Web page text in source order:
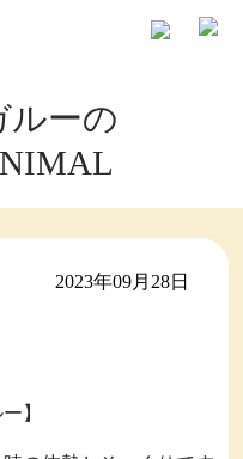
ルーの
2023年09月28日
】